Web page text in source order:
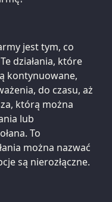
jest tym, co
działania, które
kontynuowane,
do czasu, aż
którą można
lub
To
można nazwać
są nierozłączne.